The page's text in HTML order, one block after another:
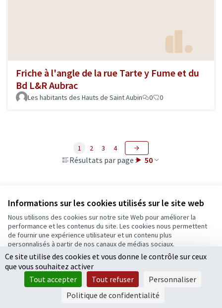
Informations sur les cookies utilisés sur le site web
Nous utilisons des cookies sur notre site Web pour améliorer la
performance et les contenus du site. Les cookies nous permettent
de fournir une expérience utilisateur et un contenu plus
personnalisés à partir de nos canaux de médias sociaux.
Tout accepter
Accepter seulement les cookies essentiels
Paramètres
Friche à l'angle de la rue Tarte y Fume et du
Bd L&R Aubrac
Les habitants des Hauts de Saint Aubin 0 0
Résultats par page : 50
1 2 3 4
Voir toutes les propositions retirées
Conditions d'utilisation
Paramètres des cookies
Ecrivons Angers sur X
(Lien externe)
Ecrivons Angers sur Facebook
(Lien externe)
Ce site utilise des cookies et vous donne le contrôle sur ceux
que vous souhaitez activer
Tout accepter
Tout refuser
Personnaliser
Politique de confidentialité